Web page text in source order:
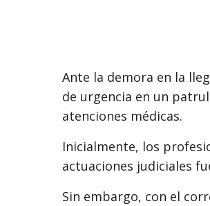
Ante la demora en la
de urgencia en un
atenciones médicas.
Inicialmente, los
actuaciones judiciales
Sin embargo, con el